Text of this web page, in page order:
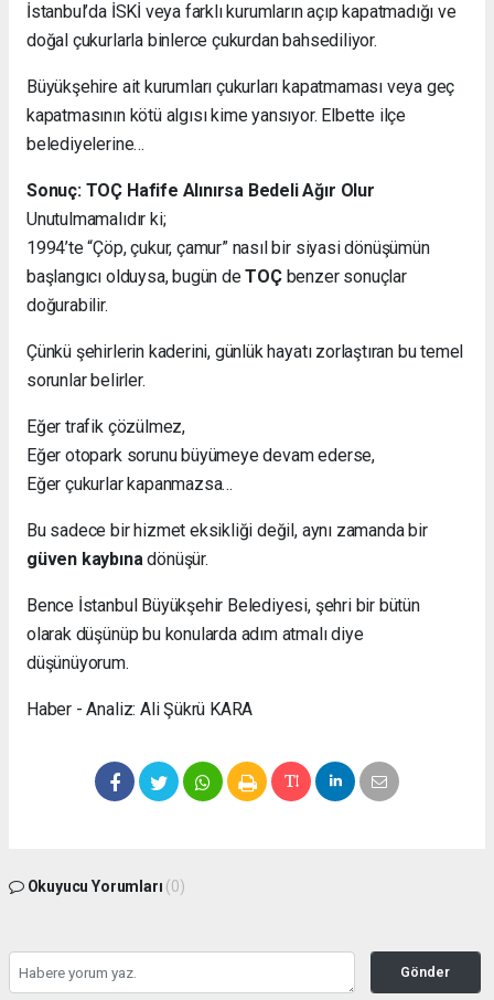
İstanbul’da İSKİ veya farklı kurumların açıp kapatmadığı ve
doğal çukurlarla binlerce çukurdan bahsediliyor.
Büyükşehire ait kurumları çukurları kapatmaması veya geç
kapatmasının kötü algısı kime yansıyor. Elbette ilçe
belediyelerine…
Sonuç: TOÇ Hafife Alınırsa Bedeli Ağır Olur
Unutulmamalıdır ki;
1994’te “Çöp, çukur, çamur” nasıl bir siyasi dönüşümün
başlangıcı olduysa, bugün deTOÇbenzer sonuçlar
doğurabilir.
Çünkü şehirlerin kaderini, günlük hayatı zorlaştıran bu temel
sorunlar belirler.
Eğer trafik çözülmez,
Eğer otopark sorunu büyümeye devam ederse,
Eğer çukurlar kapanmazsa…
Bu sadece bir hizmet eksikliği değil, aynı zamanda bir
güven kaybınadönüşür.
Bence İstanbul Büyükşehir Belediyesi, şehri bir bütün
olarak düşünüp bu konularda adım atmalı diye
düşünüyorum.
Haber - Analiz: Ali Şükrü KARA
Okuyucu Yorumları (0)
Gönder